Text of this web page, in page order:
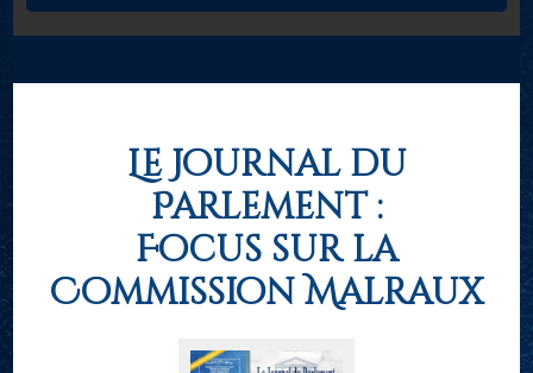
Le Journal du
Parlement :
Focus sur la
Commission Malraux